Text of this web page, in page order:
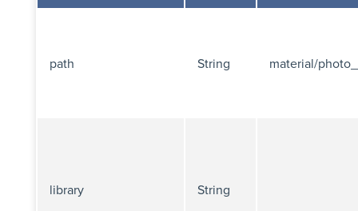
path String material/
library String